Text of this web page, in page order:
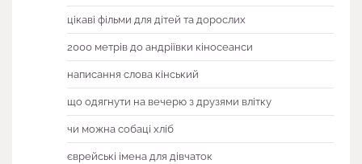
цікаві фільми для дітей та дорослих
2000 метрів до андріївки кіносеанси
написання слова кінський
що одягнути на вечерю з друзями влітку
чи можна собаці хліб
єврейські імена для дівчаток